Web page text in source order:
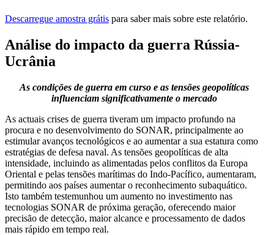
Descarregue amostra grátis para saber mais sobre este relatório.
Análise do impacto da guerra Rússia-
Ucrânia
As condições de guerra em curso e as tensões geopolíticas
influenciam significativamente o mercado
As actuais crises de guerra tiveram um impacto profundo na
procura e no desenvolvimento do SONAR, principalmente ao
estimular avanços tecnológicos e ao aumentar a sua estatura como
estratégias de defesa naval. As tensões geopolíticas de alta
intensidade, incluindo as alimentadas pelos conflitos da Europa
Oriental e pelas tensões marítimas do Indo-Pacífico, aumentaram,
permitindo aos países aumentar o reconhecimento subaquático.
Isto também testemunhou um aumento no investimento nas
tecnologias SONAR de próxima geração, oferecendo maior
precisão de detecção, maior alcance e processamento de dados
mais rápido em tempo real.